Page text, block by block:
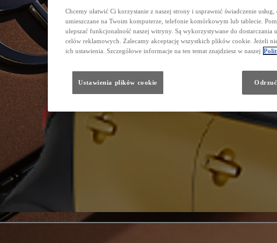
Chcemy ułatwić Ci korzystanie z naszej strony i usprawnić świadczenie
umieszczane na Twoim komputerze, telefonie komórkowym lub tablecie.
ulepszać funkcjonalność naszej witryny. Są wykorzystywane do dostarczania
celów reklamowych. Zalecamy akceptację wszystkich plików cookie. Jeżeli
ich ustawienia. Szczegółowe informacje na ten temat znajdziesz w naszej
Ustawienia plików cookie